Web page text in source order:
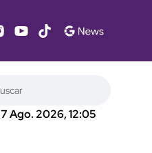
7 Ago. 2026, 12:05